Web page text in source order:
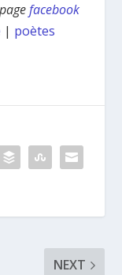
facebook
| poètes
NEXT